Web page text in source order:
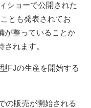
ショーで公開された
とも発表されてお
が整っていることか
れます。
FJの生産を開始する
の販売が開始される